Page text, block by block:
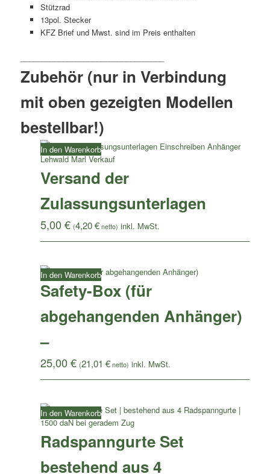
Stützrad
13pol. Stecker
KFZ Brief und Mwst. sind im Preis enthalten
Zubehör (nur in Verbindung
mit oben gezeigten Modellen
bestellbar!)
Versand der
Zulassungsunterlagen
5,00€ (4,20€netto)
In den Warenkorb
Safety-Box (für
abgehangenden Anhänger)
–
25,00€ (21,01 €netto)
In den Warenkorb
Radspanngurte Set
bestehend aus 4
In den Warenkorb